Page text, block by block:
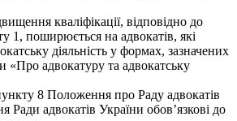
кваліфікації, відповідно до
1, поширюється на адвокатів, які
діяльність у формах, зазначених
«Про адвокатуру та адвокатську
8 Положення про Раду адвокатів
Ради адвокатів України обов’язкові до